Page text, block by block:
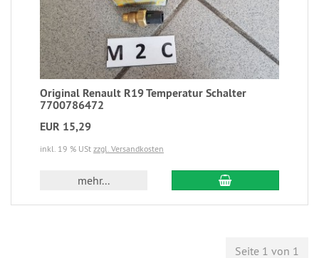
Original Renault R19 Temperatur Schalter
7700786472
EUR 15,29
inkl. 19 % USt zzgl. Versandkosten
mehr...
Seite 1 von 1